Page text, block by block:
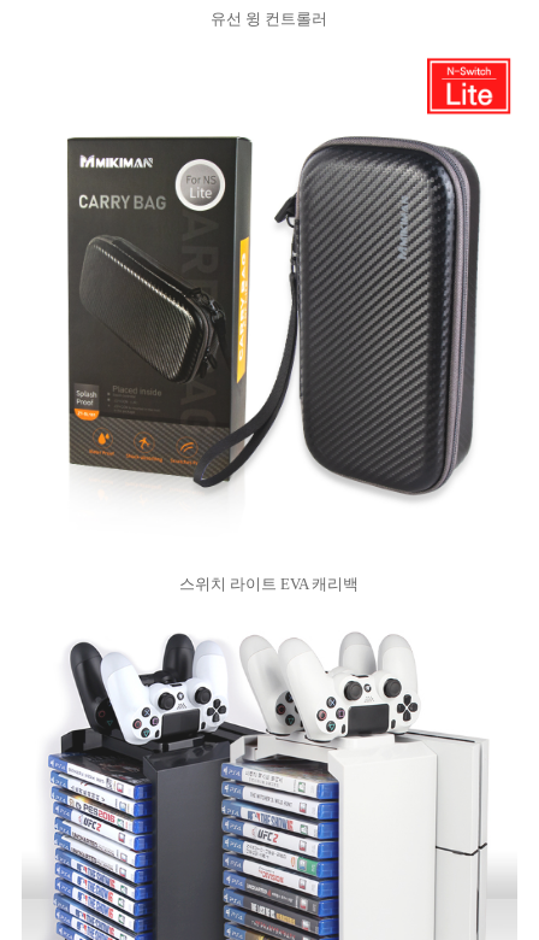
유선 윙 컨트롤러
스위치 라이트 EVA 캐리백